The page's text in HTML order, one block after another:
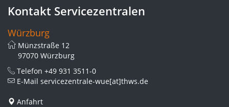
Kontakt Servicezentralen
Würzburg
Münzstraße 12
97070 Würzburg
Telefon +49 931 3511-0
E-Mail servicezentrale-wue[at]thws.de
Anfahrt